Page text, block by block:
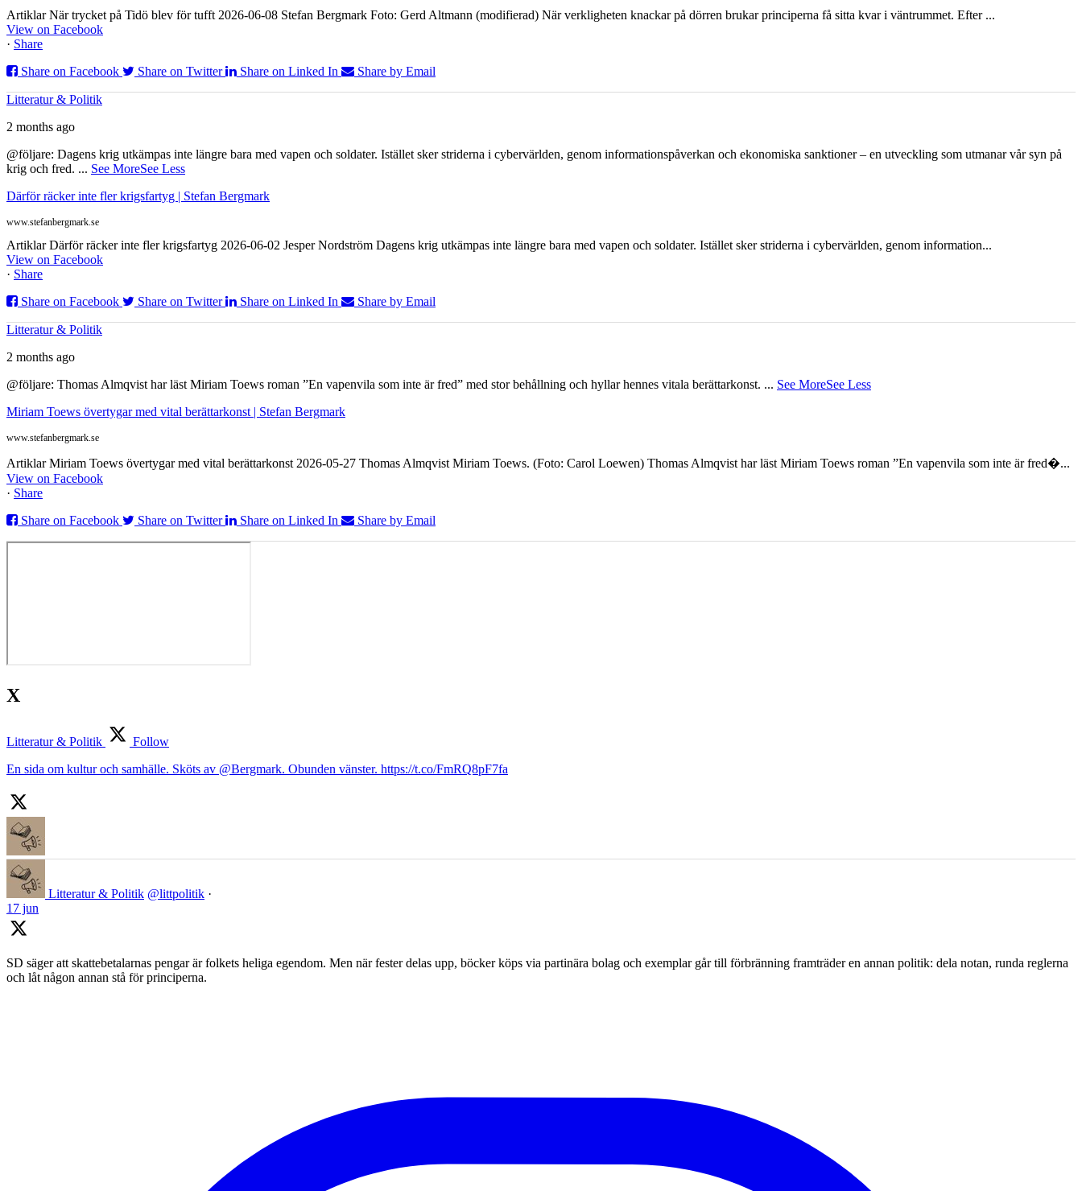
Artiklar När trycket på Tidö blev för tufft 2026-06-08 Stefan Bergmark Foto: Gerd Altmann (modifierad) När verkligheten knackar på dörren brukar principerna få sitta kvar i väntrummet. Efter ...
View on Facebook
· Share
Share on Facebook
Share on Twitter Share on Linked In Share by Email
Litteratur & Politik
2 months ago
@följare: Dagens krig utkämpas inte längre bara med vapen och soldater. Istället sker striderna i cybervärlden, genom informationspåverkan och ekonomiska sanktioner – en utveckling som utmanar vår syn på
krig och fred. ... See MoreSee Less
Därför räcker inte fler krigsfartyg | Stefan Bergmark
www.stefanbergmark.se
Artiklar Därför räcker inte fler krigsfartyg 2026-06-02 Jesper Nordström Dagens krig utkämpas inte längre bara med vapen och soldater. Istället sker striderna i cybervärlden, genom information...
View on Facebook
· Share
Share on Facebook
Share on Twitter Share on Linked In Share by Email
Litteratur & Politik
2 months ago
@följare: Thomas Almqvist har läst Miriam Toews roman ”En vapenvila som inte är fred” med stor behållning och hyllar hennes vitala berättarkonst. ... See MoreSee Less
Miriam Toews övertygar med vital berättarkonst | Stefan Bergmark
www.stefanbergmark.se
Artiklar Miriam Toews övertygar med vital berättarkonst 2026-05-27 Thomas Almqvist Miriam Toews. (Foto: Carol Loewen) Thomas Almqvist har läst Miriam Toews roman ”En vapenvila som inte är fred�...
View on Facebook
· Share
Share on Facebook
Share on Twitter Share on Linked In Share by Email
X
Litteratur & Politik
Follow
En sida om kultur och samhälle. Sköts av @Bergmark. Obunden vänster. https://t.co/FmRQ8pF7fa
Litteratur & Politik @littpolitik ·
17 jun
SD säger att skattebetalarnas pengar är folkets heliga egendom. Men när fester delas upp, böcker köps via partinära bolag och exemplar går till förbränning framträder en annan politik: dela notan, runda reglerna
och låt någon annan stå för principerna.